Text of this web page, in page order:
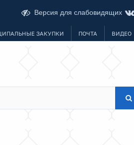
Версия для слабовидящих
ЗАКУПКИ ПОЧТА ВИДЕО